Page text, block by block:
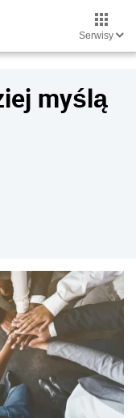
Serwisy
myślą